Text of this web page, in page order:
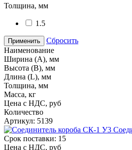
Толщина, мм
1.5
Применить
Сбросить
Наименование
Ширина (А), мм
Высота (В), мм
Длина (L), мм
Толщина, мм
Масса, кг
Цена с НДС, руб
Количество
Артикул: 5139
Срок поставки: 15
Цена с НДС, руб